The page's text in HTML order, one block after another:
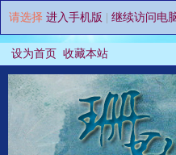
请选择 进入手机版 继续访问电
设为首页 收藏本站